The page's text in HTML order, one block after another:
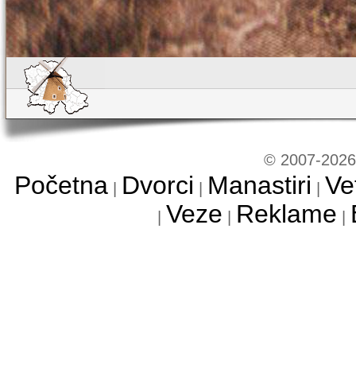
© 2007-
Početna| Dvorci Manastiri
Veze Reklame